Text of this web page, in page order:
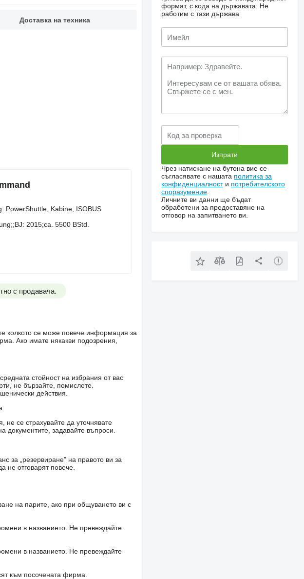
Доставка на техника
PowerShuttle, Kabine, ISOBUS
2015;ca. 5500 BStd.
с продавача.
колкото се може повече информация за
Ако имате някакви подозрения,
стойност на избрания от вас
не бързайте, помислете.
действия.
се страхувайте да уточнявате
документите, задавайте въпроси.
за „резервиране” на правото ви за
не отговарят повече.
на парите, ако при общуването ви с
в названието. Не превеждайте
в названието. Не превеждайте
към посочената фирма.
формат, с кода на държавата.
Не
работим с тази държава
Чрез натискане на бутона вие се
съгласявате с нашата политика за
конфиденциалности потребителското
споразумение
Личните ви данни ще бъдат
обработени за предоставяне на
отговор на запитването ви.